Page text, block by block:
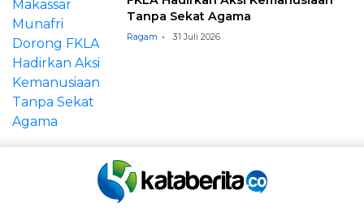
Tanpa Sekat Agama
Ragam 31 Juli 2026